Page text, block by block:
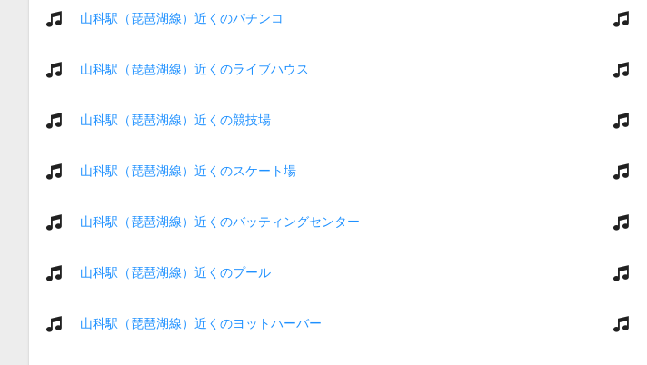
山科駅（琵琶湖線）近くのパチンコ
山科駅（琵琶湖線）近くのライブハウス
山科駅（琵琶湖線）近くの競技場
山科駅（琵琶湖線）近くのスケート場
山科駅（琵琶湖線）近くのバッティングセンター
山科駅（琵琶湖線）近くのプール
山科駅（琵琶湖線）近くのヨットハーバー